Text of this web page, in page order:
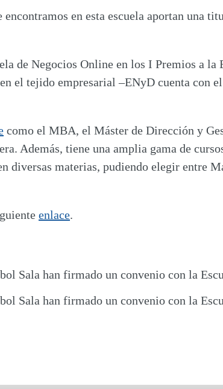
en esta escuela aportan una
de Negocios Online en los I Premios a la
el tejido empresarial –ENyD cuenta con
como el MBA, el Máster de Dirección y
Además, tiene una amplia gama de
diversas materias, pudiendo elegir entre
enlace.